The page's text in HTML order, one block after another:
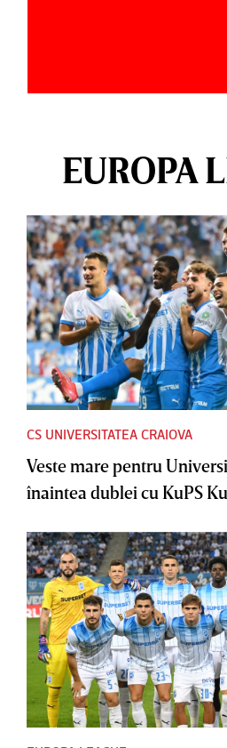
EUROPA
CS UNIVERSITATEA CRAIOVA
Veste mare pentru
înaintea dublei cu KuPS